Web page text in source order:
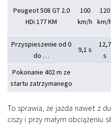
Peugeot 508 GT 2.0
HDi 177 KM
100
km/h
120
km/h
Przyspieszenie od 0
do …
9,1 s
12,7
s
Pokonanie 402 m ze
startu zatrzymanego
To sprawia, że jazda nawet z
ciszy i przy małym obciążeniu